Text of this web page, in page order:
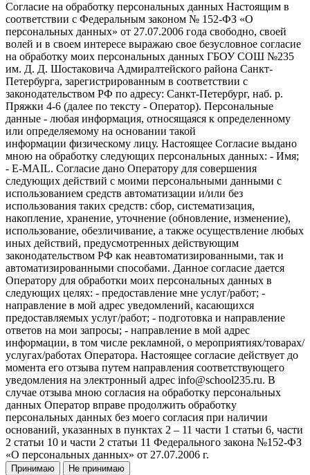
Согласие на обработку персональных данных Настоящим в
соответствии с Федеральным законом № 152-ФЗ «О
персональных данных» от 27.07.2006 года свободно, своей
волей и в своем интересе выражаю свое безусловное согласие
на обработку моих персональных данных ГБОУ СОШ №235
им. Д. Д. Шостаковича Адмиралтейского района Санкт-
Петербурга, зарегистрированным в соответствии с
законодательством РФ по адресу: Санкт-Петербург, наб. р.
Пряжки 4-6 (далее по тексту - Оператор). Персональные
данные - любая информация, относящаяся к определенному
или определяемому на основании такой
информации физическому лицу. Настоящее Согласие выдано
мною на обработку следующих персональных данных: - Имя;
- E-MAIL. Согласие дано Оператору для совершения
следующих действий с моими персональными данными с
использованием средств автоматизации и/или без
использования таких средств: сбор, систематизация,
накопление, хранение, уточнение (обновление, изменение),
использование, обезличивание, а также осуществление любых
иных действий, предусмотренных действующим
законодательством РФ как неавтоматизированными, так и
автоматизированными способами. Данное согласие дается
Оператору для обработки моих персональных данных в
следующих целях: - предоставление мне услуг/работ; -
направление в мой адрес уведомлений, касающихся
предоставляемых услуг/работ; - подготовка и направление
ответов на мои запросы; - направление в мой адрес
информации, в том числе рекламной, о мероприятиях/товарах/
услугах/работах Оператора. Настоящее согласие действует до
момента его отзыва путем направления соответствующего
уведомления на электронный адрес info@school235.ru. В
случае отзыва мною согласия на обработку персональных
данных Оператор вправе продолжить обработку
персональных данных без моего согласия при наличии
оснований, указанных в пунктах 2 – 11 части 1 статьи 6, части
2 статьи 10 и части 2 статьи 11 Федерального закона №152-ФЗ
«О персональных данных» от 27.07.2006 г.
Принимаю Не принимаю